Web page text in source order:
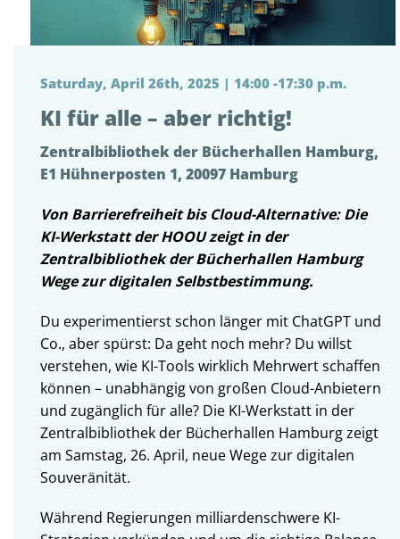
Saturday, April 26th, 2025 | 14:00 -17:30 p.m.
KI für alle – aber richtig!
Zentralbibliothek der Bücherhallen Hamburg,
E1 Hühnerposten 1, 20097 Hamburg
Von Barrierefreiheit bis Cloud-Alternative: Die
KI-Werkstatt der HOOU zeigt in der
Zentralbibliothek der Bücherhallen Hamburg
Wege zur digitalen Selbstbestimmung.
Du experimentierst schon länger mit ChatGPT und
Co., aber spürst: Da geht noch mehr? Du willst
verstehen, wie KI-Tools wirklich Mehrwert schaffen
können – unabhängig von großen Cloud-Anbietern
und zugänglich für alle? Die KI-Werkstatt in der
Zentralbibliothek der Bücherhallen Hamburg zeigt
am Samstag, 26. April, neue Wege zur digitalen
Souveränität.
Während Regierungen milliardenschwere KI-